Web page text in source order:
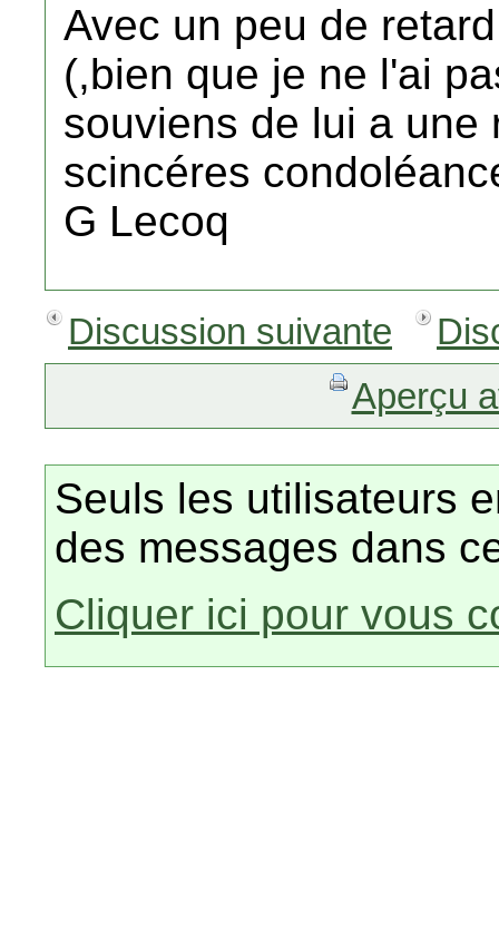
Avec un peu de
(,bien que je ne l'ai
souviens de lui a une
scincéres
G Lecoq
Discussion suivante
Aperçu
Seuls les utilisateurs
des messages dans
Cliquer ici pour vous